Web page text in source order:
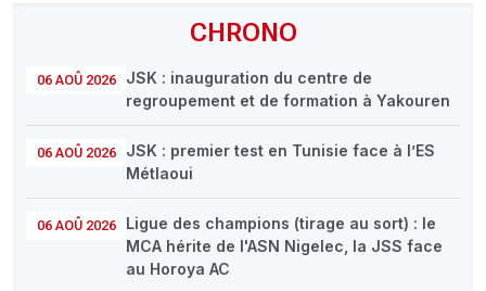
CHRONO
06 AOÛ 2026
JSK : inauguration du centre de
regroupement et de formation à Yakouren
06 AOÛ 2026
JSK : premier test en Tunisie face à l’ES
Métlaoui
06 AOÛ 2026
Ligue des champions (tirage au sort) : le
MCA hérite de l'ASN Nigelec, la JSS face
au Horoya AC